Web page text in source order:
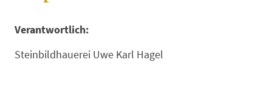
Verantwortlich:
Steinbildhauerei Uwe Karl Hagel